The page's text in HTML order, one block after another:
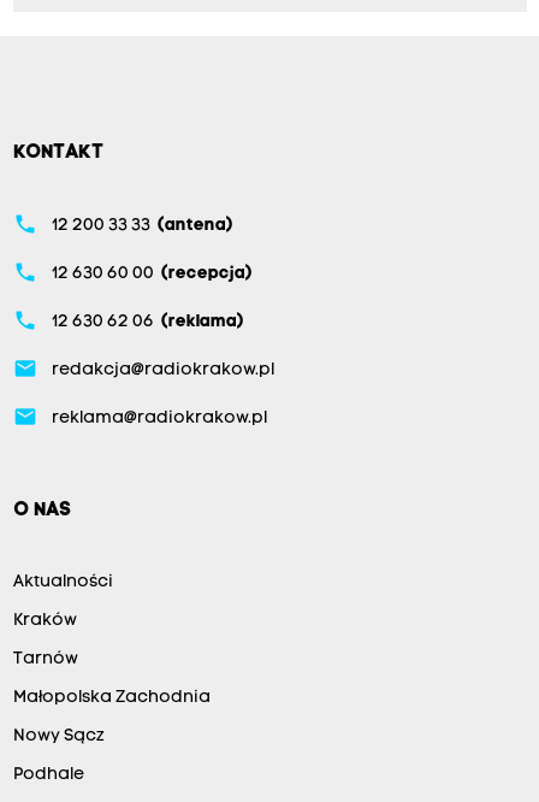
KONTAKT
phone 12 200 33 33 (antena)
phone 12 630 60 00 (recepcja)
phone 12 630 62 06 (reklama)
email redakcja@radiokrakow.pl
email reklama@radiokrakow.pl
O NAS
Aktualności
Kraków
Tarnów
Małopolska Zachodnia
Nowy Sącz
Podhale